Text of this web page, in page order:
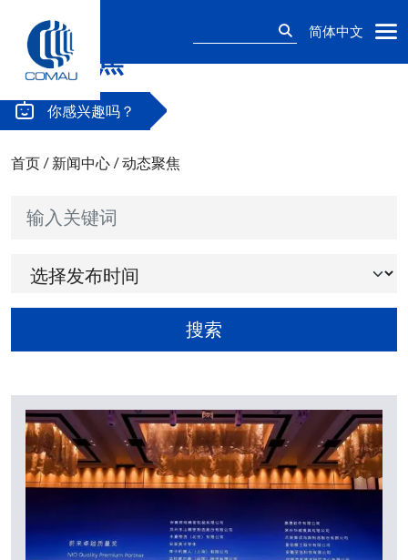
content
简体中文
动态聚焦
你感兴趣吗？
首页 / 新闻中心 /动态聚焦
输入关键词
选择发布时间
搜索